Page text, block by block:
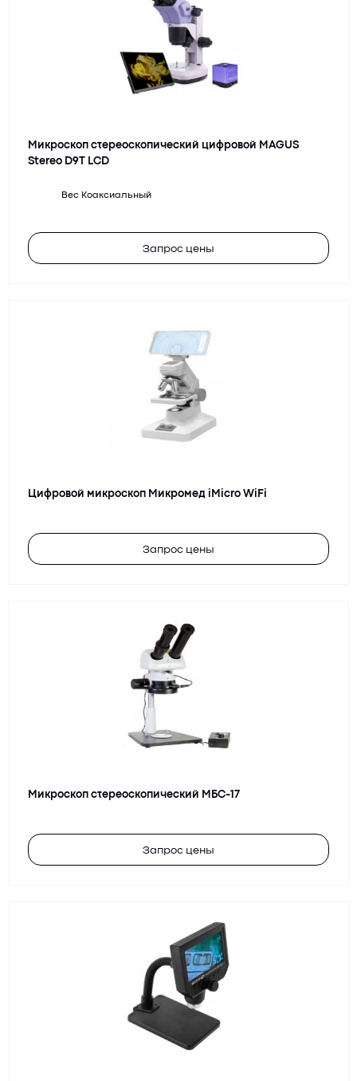
Микроскоп стереоскопический цифровой MAGUS
Stereo D9T LCD
Вес Коаксиальный
Запрос цены
Цифровой микроскоп Микромед iMicro WiFi
Запрос цены
Микроскоп стереоскопический МБС-17
Запрос цены